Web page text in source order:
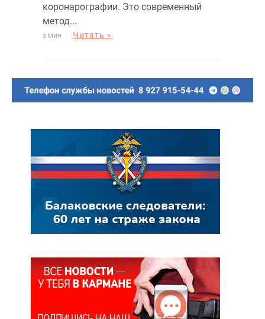
коронарографии. Это современный
метод...
3 МИН Читать »